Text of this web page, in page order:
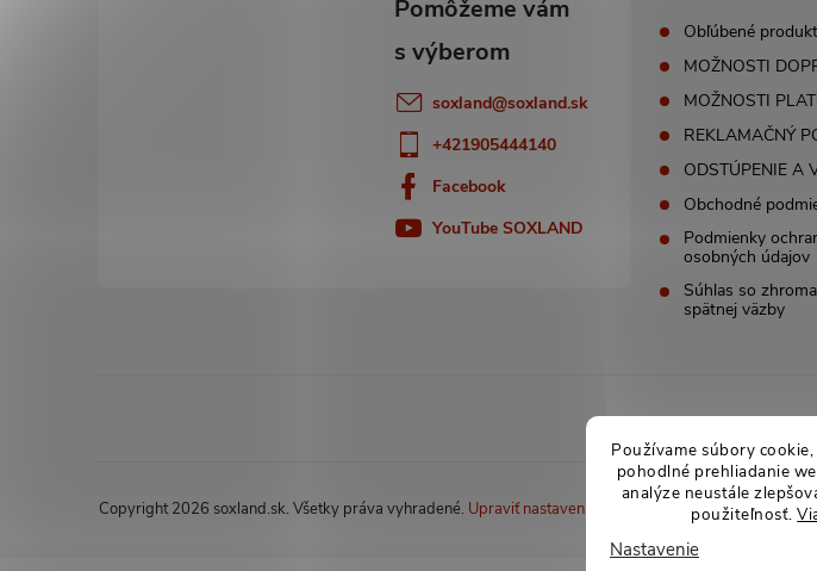
Používame súbory
pohodlné prehliadanie
analýze neustále
použiteľnosť.
Nastavenie
soxland@soxland.sk
+421905444140
Facebook
YouTube SOXLAND
Obľúbené
MOŽNOSTI
MOŽNOSTI
REKLAMAČNÝ
ODSTÚPENIE A
Obchodné
Podmienky
osobných údajov
Súhlas so
spätnej väzby
Copyright 2026 soxland.sk. Všetky práva vyhradené. Upraviť nastavenie cookies